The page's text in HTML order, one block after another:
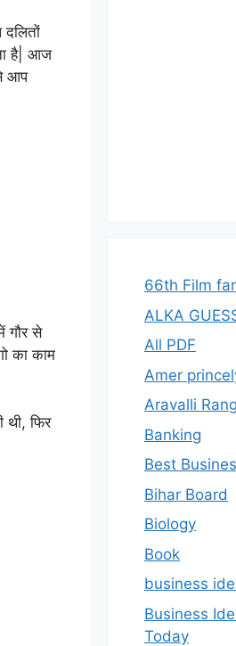
है| आज
आप
गौर से
का काम
थी, फिर
66th Film
ALKA
All PDF
Amer
Aravalli
Banking
Best
Bihar Board
Biology
Book
business
Business
Today